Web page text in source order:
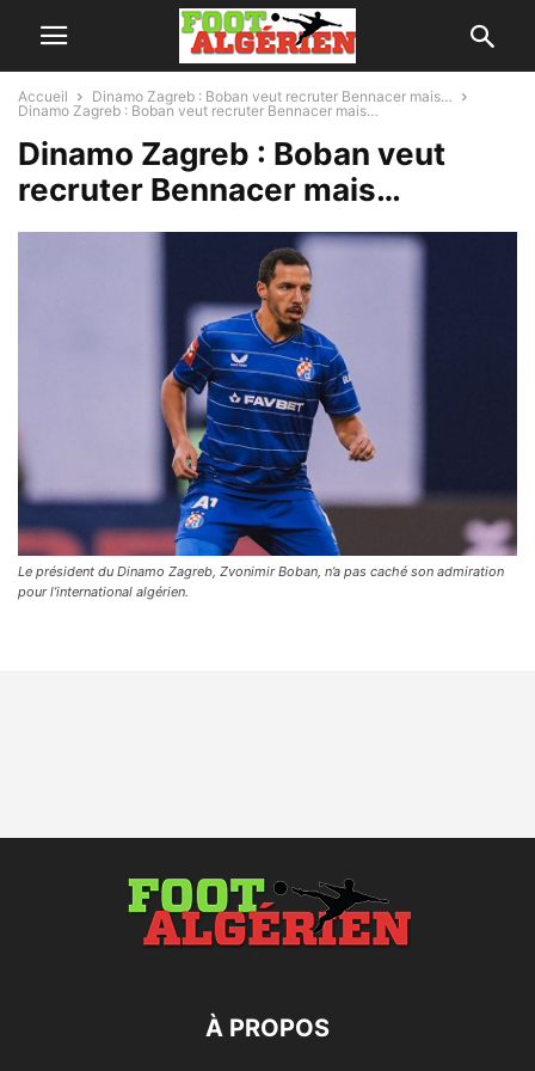
Accueil
Dinamo Zagreb : Boban veut recruter Bennacer mais…
Dinamo Zagreb : Boban veut recruter Bennacer mais…
Dinamo Zagreb : Boban veut
recruter Bennacer mais…
Le président du Dinamo Zagreb, Zvonimir Boban, n’a pas caché son admiration
pour l’international algérien.
À PROPOS